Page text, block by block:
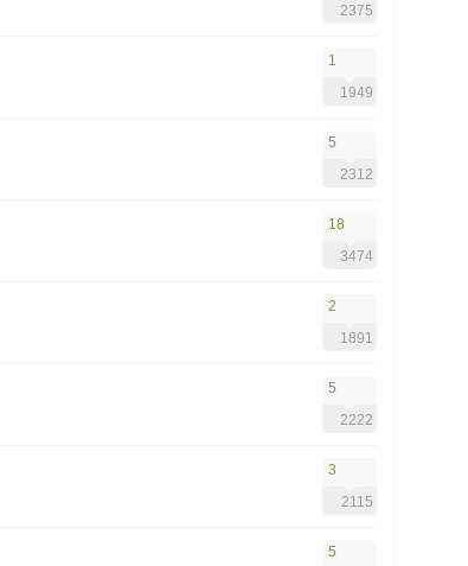
2375
1
1949
5
2312
18
3474
2
1891
5
2222
3
2115
5